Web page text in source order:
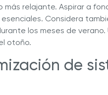
relajante. Aspirar a
Considera
los meses de
otoño.
de